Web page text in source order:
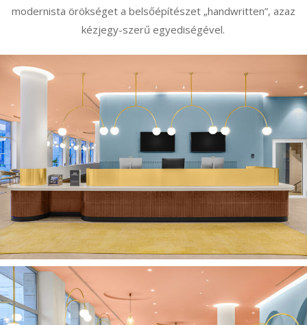
modernista örökséget a belsőépítészet „handwritten”, azaz
kézjegy-szerű egyediségével.